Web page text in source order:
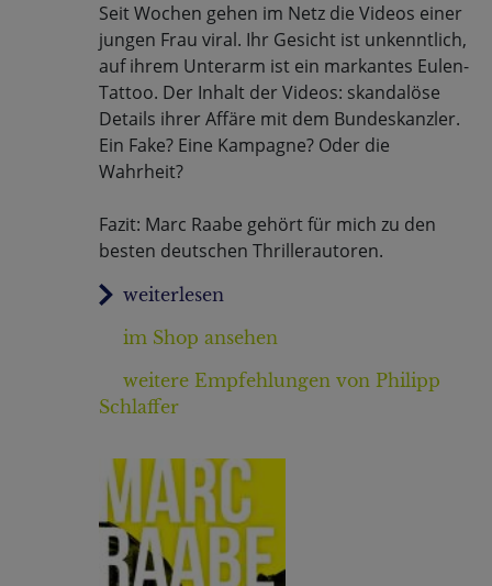
Seit Wochen gehen im Netz die Videos einer
jungen Frau viral. Ihr Gesicht ist unkenntlich,
auf ihrem Unterarm ist ein markantes Eulen-
Tattoo. Der Inhalt der Videos: skandalöse
Details ihrer Affäre mit dem Bundeskanzler.
Ein Fake? Eine Kampagne? Oder die
Wahrheit?
Fazit: Marc Raabe gehört für mich zu den
besten deutschen Thrillerautoren.
im Shop ansehen
weitere Empfehlungen von Philipp
Schlaffer